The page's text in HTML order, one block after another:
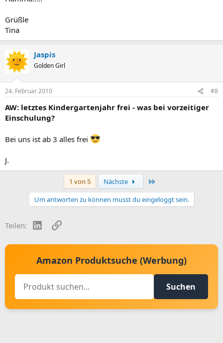
Grüßle
Tina
Jaspis
Golden Girl
24. Februar 2010 #8
AW: letztes Kindergartenjahr frei - was bei vorzeitiger
Einschulung?
Bei uns ist ab 3 alles frei
J.
1 von 5 Nächste
Um antworten zu können musst du eingeloggt sein.
Teilen: LinkedInLink
Amazon Produktsuche (Werbung)
Suchen